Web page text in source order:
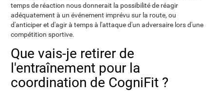
temps de réaction nous donnerait la possibilité de réagir
adéquatement à un événement imprévu sur la route, ou
d'anticiper et d'agir à temps à l'attaque d'un adversaire lors d'une
compétition sportive.
Que vais-je retirer de
l'entraînement pour la
coordination de CogniFit ?